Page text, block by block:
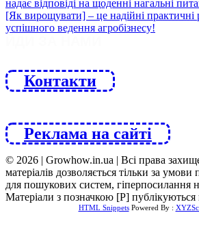
Контакти
Реклама на сайті
© 2026 | Growhow.in.ua | Всі права
матеріалів дозволяється тільки за
для пошукових систем, гіперпосилання
Матеріали з позначкою [Р]
HTML SnippetsPowered By :